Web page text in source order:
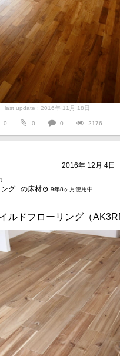
last update : 2016年 11月 18日
0 0 0 2176
2016年 12月 4日
グ...の床材 9年8ヶ月使用中
ルドフローリング（